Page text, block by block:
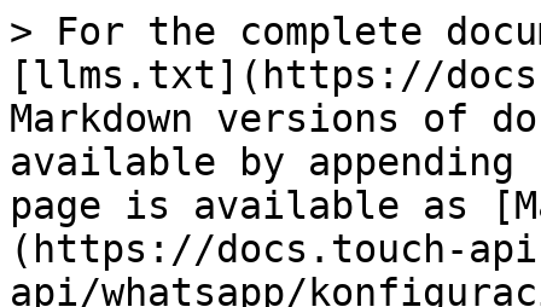
> For the complete
[llms.txt](https://
Markdown versions of
available by
page is available as
(https://docs.touch-
api/whatsapp/